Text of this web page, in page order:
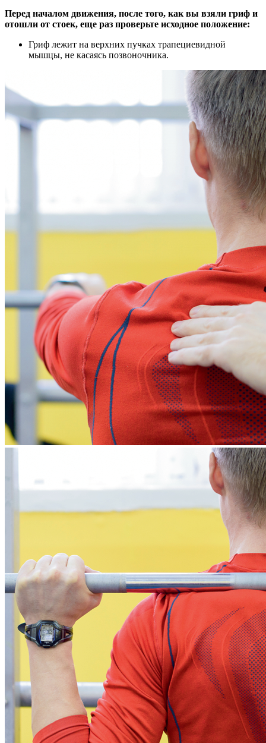
Перед началом движения, после того, как вы взяли гриф и
отошли от стоек, еще раз проверьте исходное положение:
Гриф лежит на верхних пучках трапециевидной
мышцы, не касаясь позвоночника.